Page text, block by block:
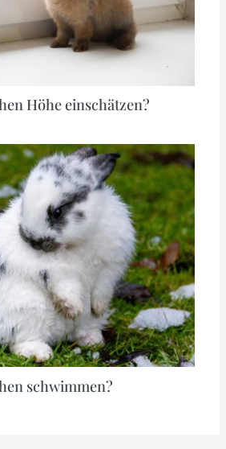
Höhe einschätzen?
schwimmen?